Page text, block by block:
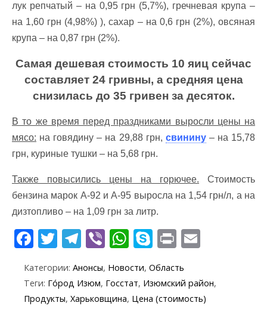
лук репчатый – на 0,95 грн (5,7%), гречневая крупа –
на 1,60 грн (4,98%) ), сахар – на 0,6 грн (2%), овсяная
крупа – на 0,87 грн (2%).
Самая дешевая стоимость 10 яиц сейчас
составляет 24 гривны, а средняя цена
снизилась до 35 гривен за десяток.
В то же время перед праздниками выросли цены на
мясо: на говядину – на 29,88 грн, свинину– на 15,78
грн, куриные тушки – на 5,68 грн.
Также повысились цены на горючее. Стоимость
бензина марок А-92 и А-95 выросла на 1,54 грн/л, а на
дизтопливо – на 1,09 грн за литр.
F
e
b
T
itt
er
T
e
gr
Vi
er
W
at
s
S
k
y
p
Pr
t ai
l
Категории: Анонсы, Новости, Область
Теги: Го́род Изюм, Госстат, Изюмский район,
Продукты, Харьковщина, Цена (стоимость)